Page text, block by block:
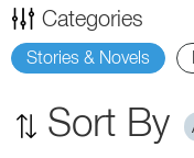
Categories
Stories & Novels
Sort By